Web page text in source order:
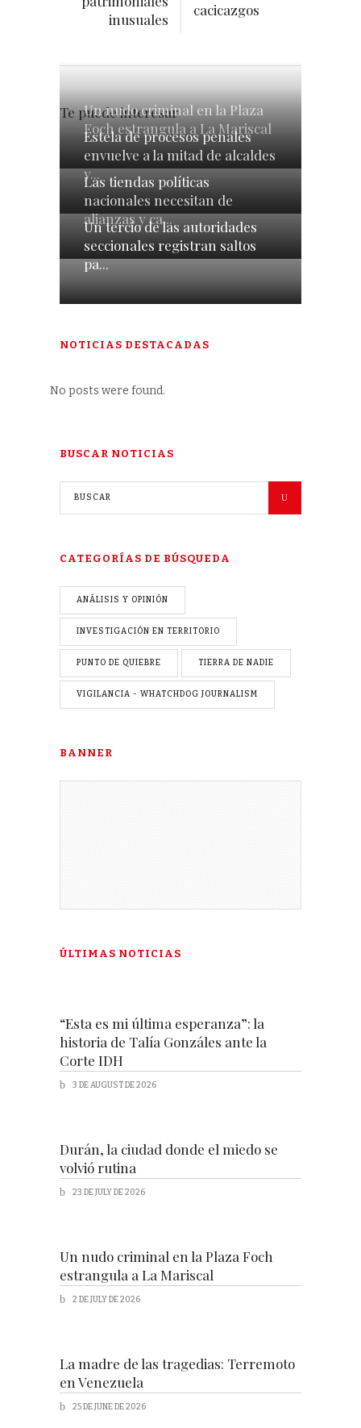
inusuales
cacicazgos
Te puede interesar
Un nudo criminal en la Plaza
Foch estrangula a La Mariscal
Estela de procesos penales
envuelve a la mitad de alcaldes
y...
Las tiendas políticas
nacionales necesitan de
alianzas y ca...
Un tercio de las autoridades
seccionales registran saltos
pa...
NOTICIAS DESTACADAS
No posts were found.
BUSCAR NOTICIAS
CATEGORÍAS DE BÚSQUEDA
ANÁLISIS Y OPINIÓN
INVESTIGACIÓN EN TERRITORIO
PUNTO DE QUIEBRE TIERRA DE NADIE
VIGILANCIA - WHATCHDOG JOURNALISM
BANNER
ÚLTIMAS NOTICIAS
“Esta es mi última esperanza”: la
historia de Talía Gonzáles ante la
Corte IDH
3 DE AUGUST DE 2026
Durán, la ciudad donde el miedo se
volvió rutina
23 DE JULY DE 2026
Un nudo criminal en la Plaza Foch
estrangula a La Mariscal
2 DE JULY DE 2026
La madre de las tragedias: Terremoto
en Venezuela
25 DE JUNE DE 2026